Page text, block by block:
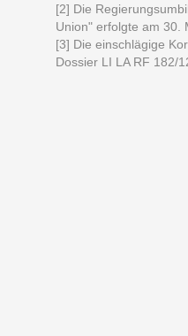
[2] Die
Union" erfolgte am 30.
[3] Die einschlägige
Dossier LI LA RF 182/